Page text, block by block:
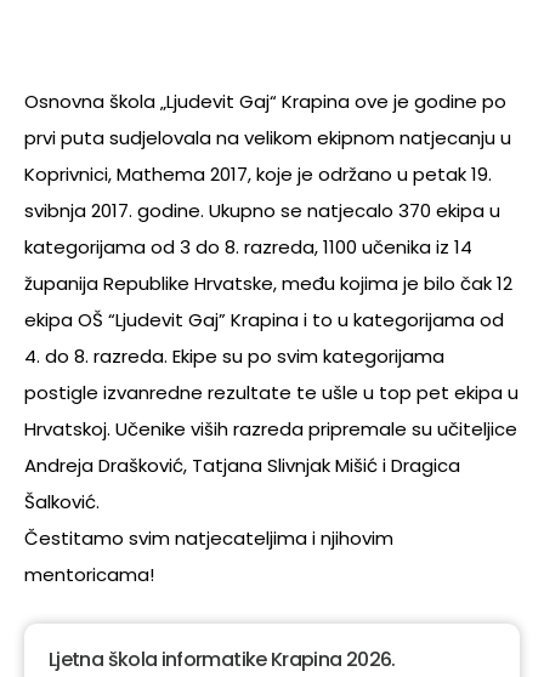
Osnovna škola „Ljudevit Gaj“ Krapina ove je godine po
prvi puta sudjelovala na velikom ekipnom natjecanju u
Koprivnici, Mathema 2017, koje je održano u petak 19.
svibnja 2017. godine. Ukupno se natjecalo 370 ekipa u
kategorijama od 3 do 8. razreda, 1100 učenika iz 14
županija Republike Hrvatske, među kojima je bilo čak 12
ekipa OŠ “Ljudevit Gaj” Krapina i to u kategorijama od
4. do 8. razreda. Ekipe su po svim kategorijama
postigle izvanredne rezultate te ušle u top pet ekipa u
Hrvatskoj. Učenike viših razreda pripremale su učiteljice
Andreja Drašković, Tatjana Slivnjak Mišić i Dragica
Šalković.
Čestitamo svim natjecateljima i njihovim
mentoricama!
Ljetna škola informatike Krapina 2026.